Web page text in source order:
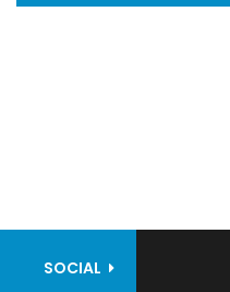
SOCIAL